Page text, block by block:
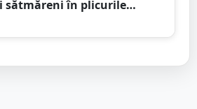
sătmăreni în plicurile